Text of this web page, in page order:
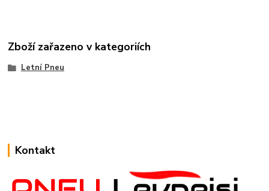
Zboží zařazeno v kategoriích
Letní Pneu
Kontakt